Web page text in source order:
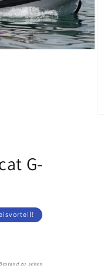
G-
zu sehen